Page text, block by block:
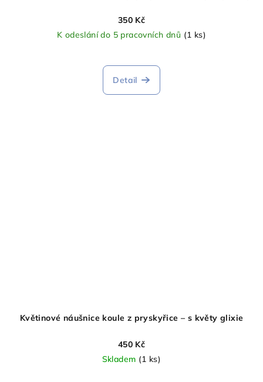
350 Kč
K odeslání do 5 pracovních dnů (1 ks)
Detail
Květinové náušnice koule z pryskyřice – s květy glixie
450 Kč
Skladem (1 ks)